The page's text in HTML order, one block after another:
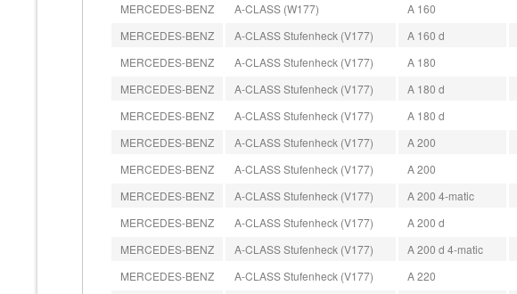
MERCEDES-BENZ A-CLASS (W177) A 160
MERCEDES-BENZ
A-CLASS Stufenheck (V177) A 160 d
MERCEDES-BENZ
A-CLASS Stufenheck (V177) A 180
MERCEDES-BENZ
A-CLASS Stufenheck (V177) A 180 d
MERCEDES-BENZ
A-CLASS Stufenheck (V177) A 180 d
MERCEDES-BENZ
A-CLASS Stufenheck (V177) A 200
MERCEDES-BENZ
A-CLASS Stufenheck (V177) A 200
MERCEDES-BENZ
A-CLASS Stufenheck (V177) A 200 4-matic
MERCEDES-BENZ
A-CLASS Stufenheck (V177) A 200 d
MERCEDES-BENZ
A-CLASS Stufenheck (V177) A 200 d 4-matic
MERCEDES-BENZ
A-CLASS Stufenheck (V177) A 220